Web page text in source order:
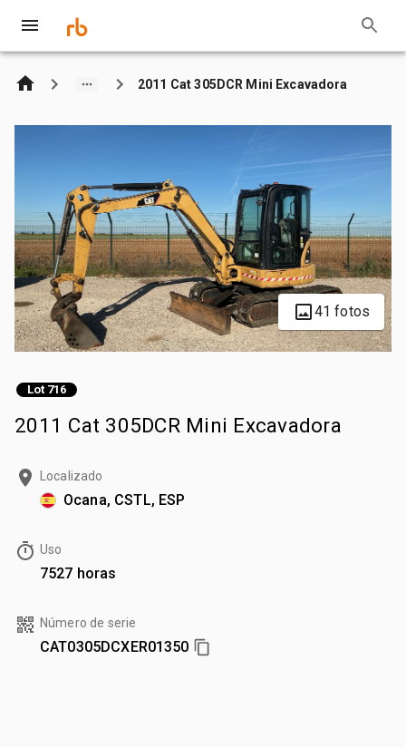
2011 Cat 305DCR Mini Excavadora
41 fotos
Lot 716
2011 Cat 305DCR Mini Excavadora
Localizado
Ocana, CSTL, ESP
Uso
7527 horas
Número de serie
CAT0305DCXER01350